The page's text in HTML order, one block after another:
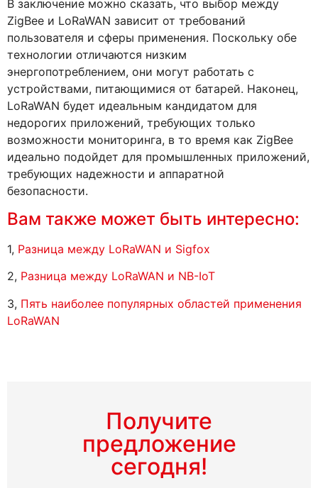
В заключение можно сказать, что выбор между
ZigBee и LoRaWAN зависит от требований
пользователя и сферы применения. Поскольку обе
технологии отличаются низким
энергопотреблением, они могут работать с
устройствами, питающимися от батарей. Наконец,
LoRaWAN будет идеальным кандидатом для
недорогих приложений, требующих только
возможности мониторинга, в то время как ZigBee
идеально подойдет для промышленных приложений,
требующих надежности и аппаратной
безопасности.
Вам также может быть интересно:
1, Разница между LoRaWAN и Sigfox
2, Разница между LoRaWAN и NB-IoT
3, Пять наиболее популярных областей применения
LoRaWAN
Получите
предложение
сегодня!